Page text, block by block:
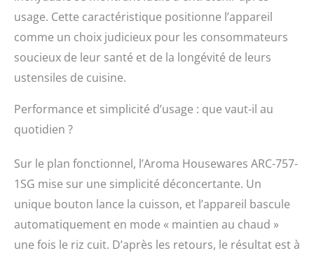
usage. Cette caractéristique positionne l’appareil
comme un choix judicieux pour les consommateurs
soucieux de leur santé et de la longévité de leurs
ustensiles de cuisine.
Performance et simplicité d’usage : que vaut-il au
quotidien ?
Sur le plan fonctionnel, l’Aroma Housewares ARC-757-
1SG mise sur une simplicité déconcertante. Un
unique bouton lance la cuisson, et l’appareil bascule
automatiquement en mode « maintien au chaud »
une fois le riz cuit. D’après les retours, le résultat est à